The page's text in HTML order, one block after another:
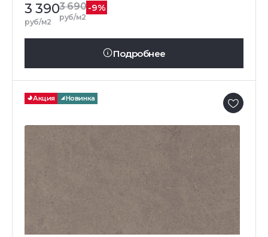
3 390
руб/м2
3 690
руб/м2
-9%
Подробнее
Акция Новинка